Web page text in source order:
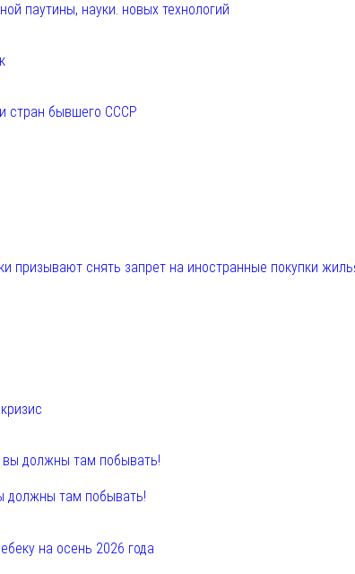
паутины, науки. новых технологий
стран бывшего СССР
призывают снять запрет на иностранные покупки
должны там побывать!